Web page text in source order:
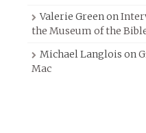
Valerie Greenon
the Museum of the
Michael Langlois on
Mac